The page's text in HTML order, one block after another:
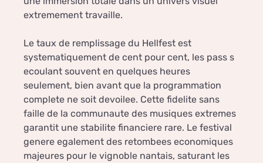
extremement travaille.
Le taux de remplissage du Hellfest est
systematiquement de cent pour cent, les pass s
ecoulant souvent en quelques heures
seulement, bien avant que la programmation
complete ne soit devoilee. Cette fidelite sans
faille de la communaute des musiques extremes
garantit une stabilite financiere rare. Le festival
genere egalement des retombees economiques
majeures pour le vignoble nantais, saturant les